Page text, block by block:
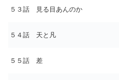
５３話 見る目あんのか
５４話 天と凡
５５話 差